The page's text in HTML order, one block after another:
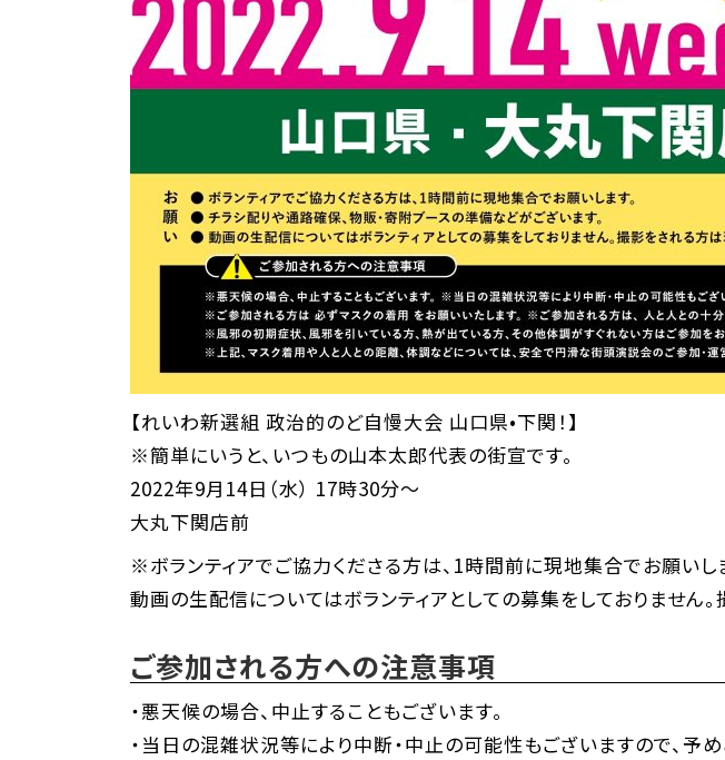
【れいわ新選組 政治的のど自慢大会 山口県•下関！】
※簡単にいうと、いつもの山本太郎代表の街宣です。
2022年9月14日（水） 17時30分～
大丸下関店前
※ボランティアでご協力くださる方は、1時間前に現地集合でお願いし
動画の生配信についてはボランティアとしての募集をしておりません
ご参加される方への注意事項
・悪天候の場合、中止することもございます。
・当日の混雑状況等により中断・中止の可能性もございますので、予め